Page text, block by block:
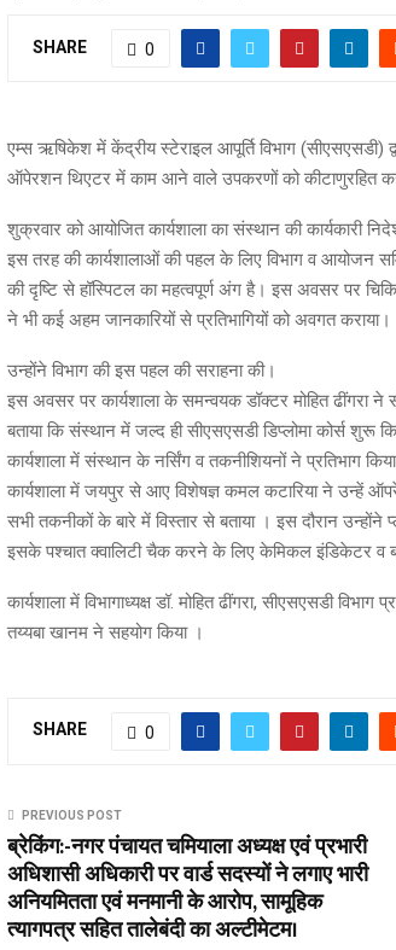
SHARE 0
एम्स ऋषिकेश में केंद्रीय स्टेराइल आपूर्ति विभाग (सीएसएसडी)
ऑपेरशन थिएटर में काम आने वाले उपकरणों को कीटाणुरहित
शुक्रवार को आयोजित कार्यशाला का संस्थान की कार्यकारी
इस तरह की कार्यशालाओं की पहल के लिए विभाग व आयोजन
की दृष्टि से हॉस्पिटल का महत्वपूर्ण अंग है। इस अवसर पर
ने भी कई अहम जानकारियों से प्रतिभागियों को अवगत कराया।
उन्होंने विभाग की इस पहल की सराहना की।
इस अवसर पर कार्यशाला के समन्वयक डॉक्टर मोहित ढींगरा ने
बताया कि संस्थान में जल्द ही सीएसएसडी डिप्लोमा कोर्स शुरू
कार्यशाला में संस्थान के नर्सिंग व तकनीशियनों ने प्रतिभाग
कार्यशाला में जयपुर से आए विशेषज्ञ कमल कटारिया ने उन्हें
सभी तकनीकों के बारे में विस्तार से बताया । इस दौरान
इसके पश्चात क्वालिटी चैक करने के लिए केमिकल इंडिकेटर व
कार्यशाला में विभागाध्यक्ष डॉ. मोहित ढींगरा, सीएसएसडी
तय्यबा खानम ने सहयोग किया ।
SHARE 0
PREVIOUS POST
ब्रेकिंग:-नगर पंचायत चमियाला अध्यक्ष एवं प्रभारी
अधिशासी अधिकारी पर वार्ड सदस्यों ने लगाए भारी
अनियमितता एवं मनमानी के आरोप, सामूहिक
त्यागपत्र सहित तालेबंदी का अल्टीमेटम।